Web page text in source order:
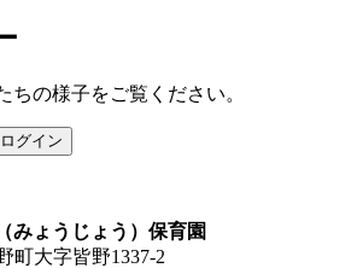
の様子をご覧ください。
ょうじょう）保育園
町大字皆野1337-2